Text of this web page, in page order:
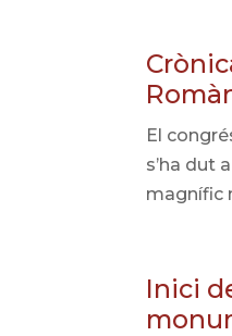
El
s’ha dut
magnífic
Inici